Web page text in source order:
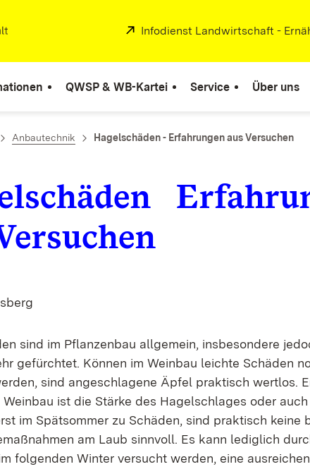
Extern:
Infodienst Landwirtschaft -
QWSP & WB-Kartei Service Über uns
Anbautechnik Hagelschäden - Erfahrungen aus Versuchen
sind im Pflanzenbau allgemein, insbesondere
gefürchtet. Können im Weinbau leichte Schäden
sind angeschlagene Äpfel praktisch wertlos.
Weinbau ist die Stärke des Hagelschlages oder
im Spätsommer zu Schäden, sind praktisch keine
am Laub sinnvoll. Es kann lediglich
folgenden Winter versucht werden, eine